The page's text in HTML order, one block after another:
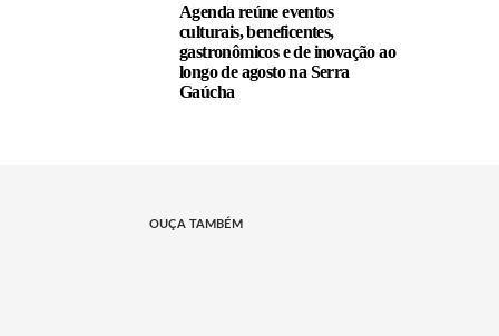
Agenda reúne eventos
culturais, beneficentes,
gastronômicos e de inovação ao
longo de agosto na Serra
Gaúcha
OUÇA TAMBÉM